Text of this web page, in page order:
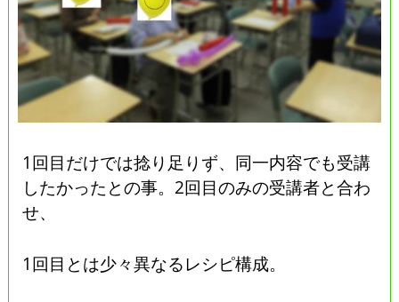
1回目だけでは捻り足りず、同一内容でも受講
したかったとの事。2回目のみの受講者と合わ
せ、
1回目とは少々異なるレシピ構成。